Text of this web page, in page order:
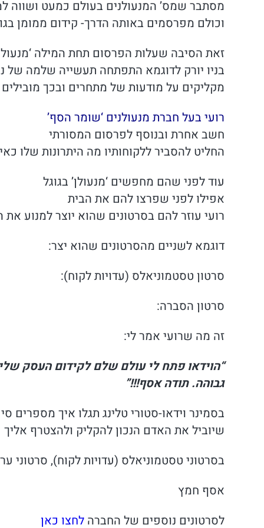
מסתבר שמס’ המנעולנים בעולם כמעט ושווה
וכולם מפרסמים באותה הדרך- קידום ממומן
זאת הסיבה שעלות הפרסום תחת המילה
בניו יורק לדוגמא התפתחה תעשייה שלמה של
מקליקים על מודעות של מתחרים ובכך
רועי בעל חברת מנעולנים ‘שומר הסף’
חשב אחרת ובנוסף לפרסום המסורתי
החליט להסביר ללקוחותיו מה היתרונות שלו
עוד לפני שהם מחפשים ‘מנעולן’ בגוגל
אפילו לפני שפרצו להם את הבית
רועי עוזר להם בסרטונים שהוא יוצר למנוע
דוגמא לשניים מהסרטונים שהוא יצר:
סרטון טסטמוניאלס (עדויות לקוח):
סרטון הסברה:
זה מה שרועי אמר לי:
“הוידאו פתח לי עולם שלם לקידום העסק
גבוהה. תודה אסף!!!”
בסמינר וידאו-סטורי טלינג תגלו איך מספרים
שיוביל את האדם הנכון להקליק ולהצטרף אליך
בסרטוני טסטמוניאלס (עדויות לקוח), סרטוני
אסף חמץ
לסרטונים נוספים של החברה לחצו כאן